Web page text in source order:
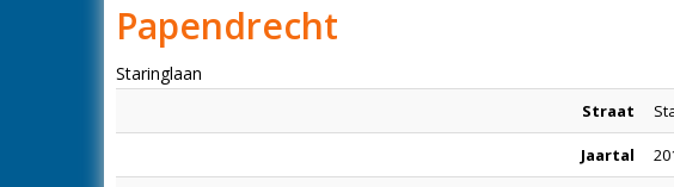
Papendrecht
Staringlaan
Straat
Jaartal